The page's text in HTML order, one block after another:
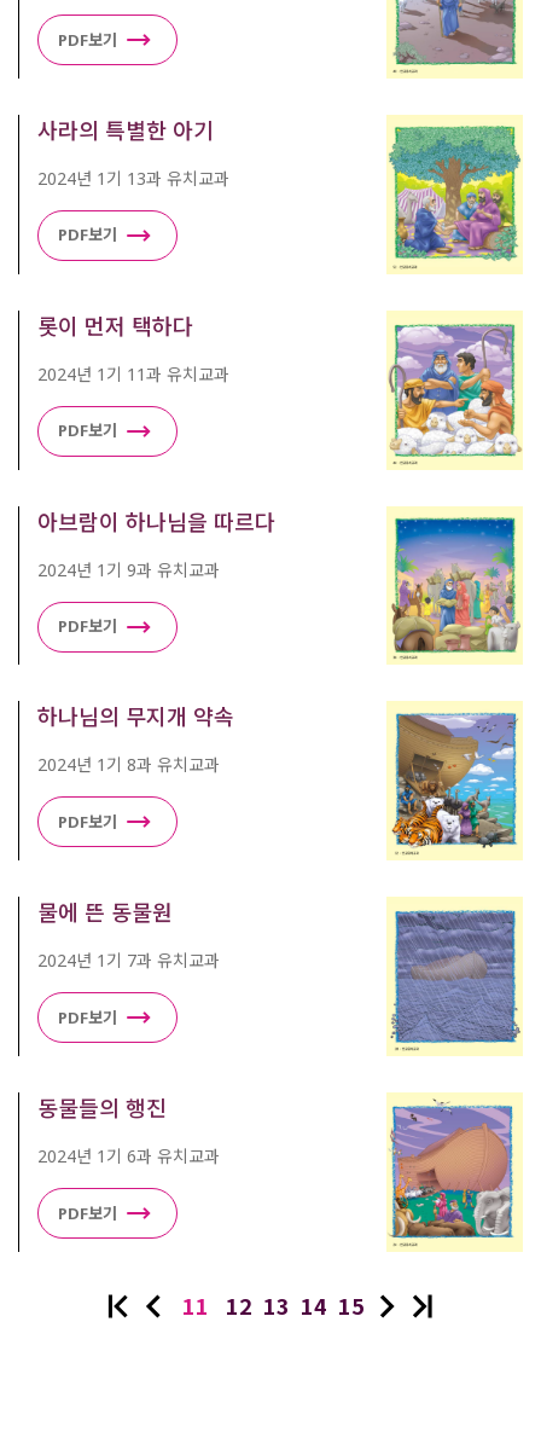
PDF보기
사라의 특별한 아기
2024년 1기 13과 유치교과
PDF보기
롯이 먼저 택하다
2024년 1기 11과 유치교과
PDF보기
아브람이 하나님을 따르다
2024년 1기 9과 유치교과
PDF보기
하나님의 무지개 약속
2024년 1기 8과 유치교과
PDF보기
물에 뜬 동물원
2024년 1기 7과 유치교과
PDF보기
동물들의 행진
2024년 1기 6과 유치교과
PDF보기
11 12 13 14 15